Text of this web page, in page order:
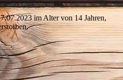
im Alter von 14 Jahren,